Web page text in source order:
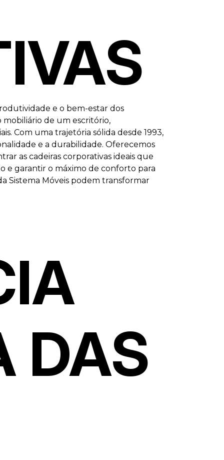
e o bem-estar dos
de um escritório,
Com uma trajetória sólida desde 1993,
e a durabilidade. Oferecemos
as cadeiras corporativas ideais que
e garantir o máximo de conforto para
Sistema Móveis podem transformar
DAS